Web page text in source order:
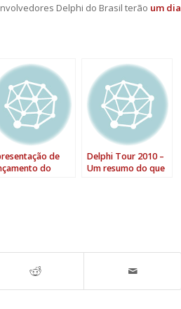
Delphi do Brasil terão um dia
de
do
Delphi Tour 2010 –
Um resumo do que